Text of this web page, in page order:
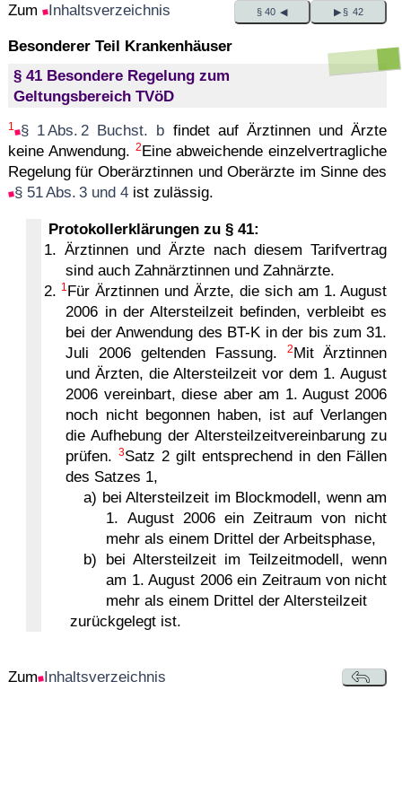
Zum Inhaltsverzeichnis § 40 ◀ ▶ § 42
Besonderer Teil Krankenhäuser
§ 41 Besondere Regelung zum
Geltungsbereich TVöD
1 § 1 Abs. 2 Buchst. b findet auf Ärztinnen und Ärzte
keine Anwendung. 2Eine abweichende einzelvertragliche
Regelung für Oberärztinnen und Oberärzte im Sinne des
§ 51 Abs. 3 und 4ist zulässig.
Protokollerklärungen zu § 41:
1. Ärztinnen und Ärzte nach diesem Tarifvertrag
sind auch Zahnärztinnen und Zahnärzte.
2. 1 Für Ärztinnen und Ärzte, die sich am 1. August
2006 in der Altersteilzeit befinden, verbleibt es
bei der Anwendung des BT-K in der bis zum 31.
Juli 2006 geltenden Fassung.
2Mit Ärztinnen
und Ärzten, die Altersteilzeit vor dem 1. August
2006 vereinbart, diese aber am 1. August 2006
noch nicht begonnen haben, ist auf Verlangen
die Aufhebung der Altersteilzeitvereinbarung zu
prüfen.3Satz 2 gilt entsprechend in den Fällen
des Satzes 1,
a) bei Altersteilzeit im Blockmodell, wenn am
1. August 2006 ein Zeitraum von nicht
mehr als einem Drittel der Arbeitsphase,
b) bei Altersteilzeit im Teilzeitmodell, wenn
am 1. August 2006 ein Zeitraum von nicht
mehr als einem Drittel der Altersteilzeit
zurückgelegt ist.
Zum Inhaltsverzeichnis